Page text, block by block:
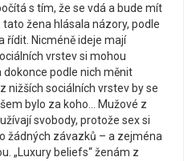
s tím, že se vdá a bude mít
žena hlásala názory, podle
řídit. Nicméně ideje mají
vrstev si mohou
dokonce podle nich měnit
nižších sociálních vrstev by se
bylo za koho… Mužové z
svobody, protože sex si
žádných závazků – a zejména
„Luxury beliefs“ ženám z